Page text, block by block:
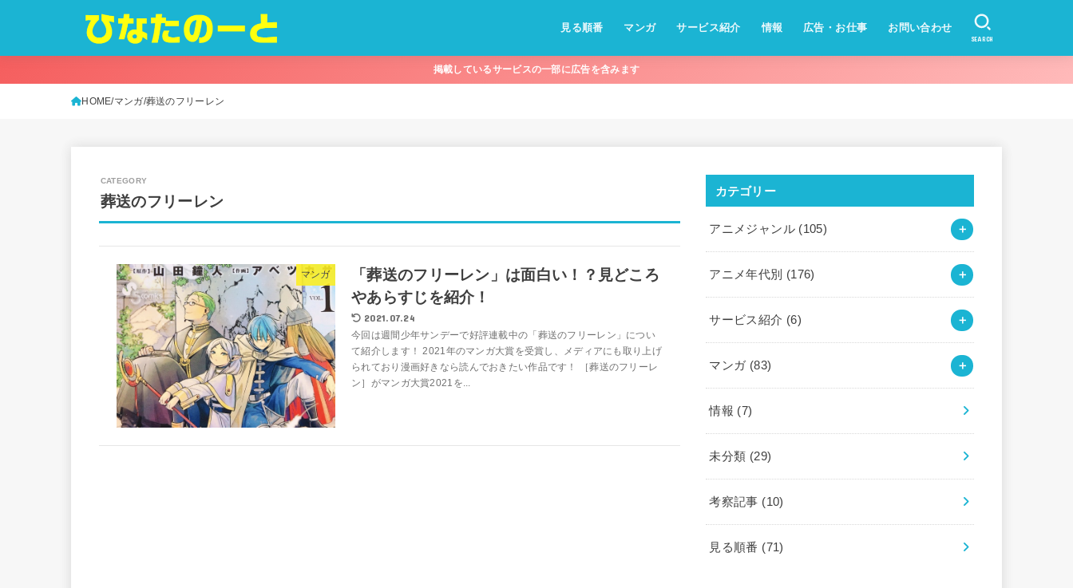
見る順番 マンガ サービス紹介 情報 広告・お仕事 お問い合わせ
SEARCH
掲載しているサービスの一部に広告を含みます
HOME マンガ 葬送のフリーレン
葬送のフリーレン
マンガ
「葬送のフリーレン」は面白い！？見どころ
やあらすじを紹介！
2021.07.24
今回は週間少年サンデーで好評連載中の「葬送のフリーレン」につい
て紹介します！ 2021年のマンガ大賞を受賞し、メディアにも取り上げ
られており漫画好きなら読んでおきたい作品です！ ［葬送のフリーレ
ン］がマンガ大賞2021を...
カテゴリー
アニメジャンル (105)
アニメ年代別 (176)
サービス紹介 (6)
マンガ (83)
情報 (7)
未分類 (29)
考察記事 (10)
見る順番 (71)